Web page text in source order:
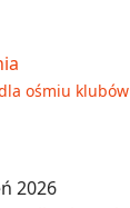
ośmiu
2026